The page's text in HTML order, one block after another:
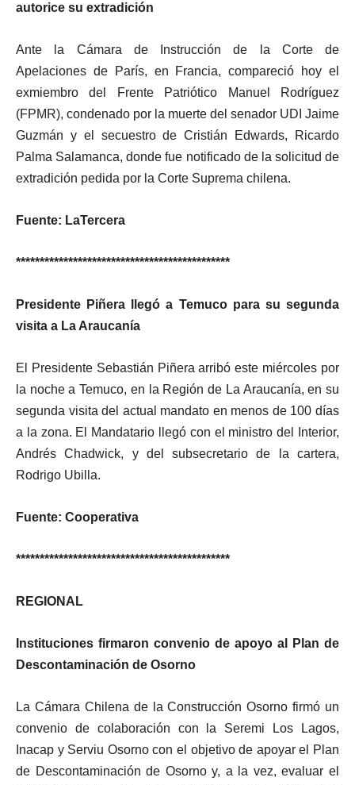
autorice su extradición
Ante la Cámara de Instrucción de la Corte de
Apelaciones de París, en Francia, compareció hoy el
exmiembro del Frente Patriótico Manuel Rodríguez
(FPMR), condenado por la muerte del senador UDI Jaime
Guzmán y el secuestro de Cristián Edwards, Ricardo
Palma Salamanca, donde fue notificado de la solicitud de
extradición pedida por la Corte Suprema chilena.
Fuente: LaTercera
*********************************************
Presidente Piñera llegó a Temuco para su segunda
visita a La Araucanía
El Presidente Sebastián Piñera arribó este miércoles por
la noche a Temuco, en la Región de La Araucanía, en su
segunda visita del actual mandato en menos de 100 días
a la zona. El Mandatario llegó con el ministro del Interior,
Andrés Chadwick, y del subsecretario de la cartera,
Rodrigo Ubilla.
Fuente: Cooperativa
*********************************************
REGIONAL
Instituciones firmaron convenio de apoyo al Plan de
Descontaminación de Osorno
La Cámara Chilena de la Construcción Osorno firmó un
convenio de colaboración con la Seremi Los Lagos,
Inacap y Serviu Osorno con el objetivo de apoyar el Plan
de Descontaminación de Osorno y, a la vez, evaluar el